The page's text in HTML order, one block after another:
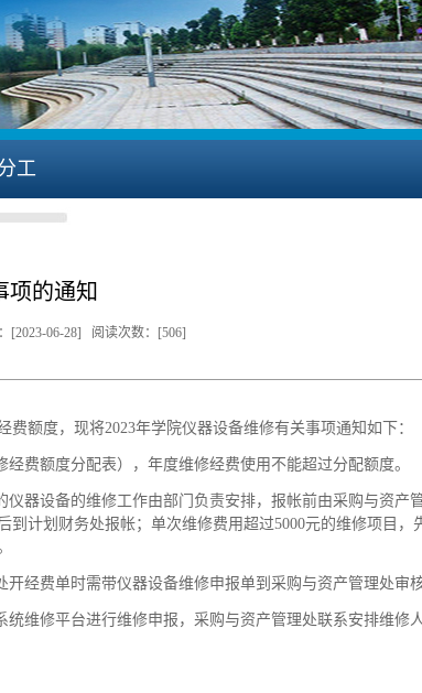
工
项的通知
06-28] 阅读次数：[506]
额度，现将2023年学院仪器设备维修有关事项通知如下：
费额度分配表），年度维修经费使用不能超过分配额度。
器设备的维修工作由部门负责安排，报帐前由采购与资产
计划财务处报帐；单次维修费用超过5000元的维修项目，
经费单时需带仪器设备维修申报单到采购与资产管理处审
维修平台进行维修申报，采购与资产管理处联系安排维修